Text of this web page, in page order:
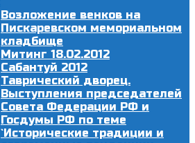
Возложение венков на
Пискаревском мемориальном
кладбище
Митинг 18.02.2012
Сабантуй 2012
Таврический дворец.
Выступления председателей
Совета Федерации РФ и
Госдумы РФ по теме
`Исторические традиции и